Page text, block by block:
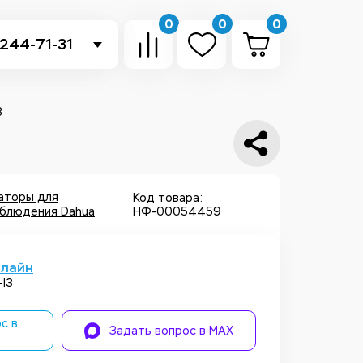
71-31
Telegram
0 0 0
для
Dahua
Код товара:
НФ-00054459
I3
в
Задать вопрос в MAX